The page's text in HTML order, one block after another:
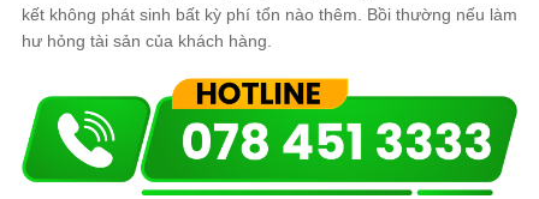
kết không phát sinh bất kỳ phí tổn nào thêm. Bồi thường nếu làm
hư hỏng tài sản của khách hàng.